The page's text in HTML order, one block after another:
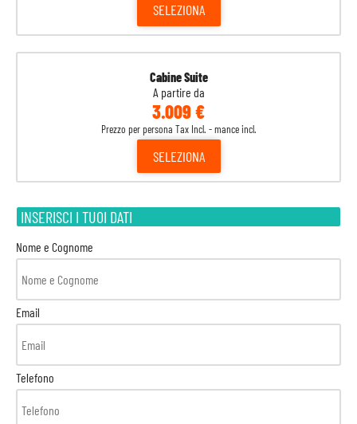
SELEZIONA
Cabine Suite
A partire da
3.009 €
Prezzo per persona Tax Incl. - mance incl.
SELEZIONA
INSERISCI I TUOI DATI
Nome e Cognome
Email
Telefono